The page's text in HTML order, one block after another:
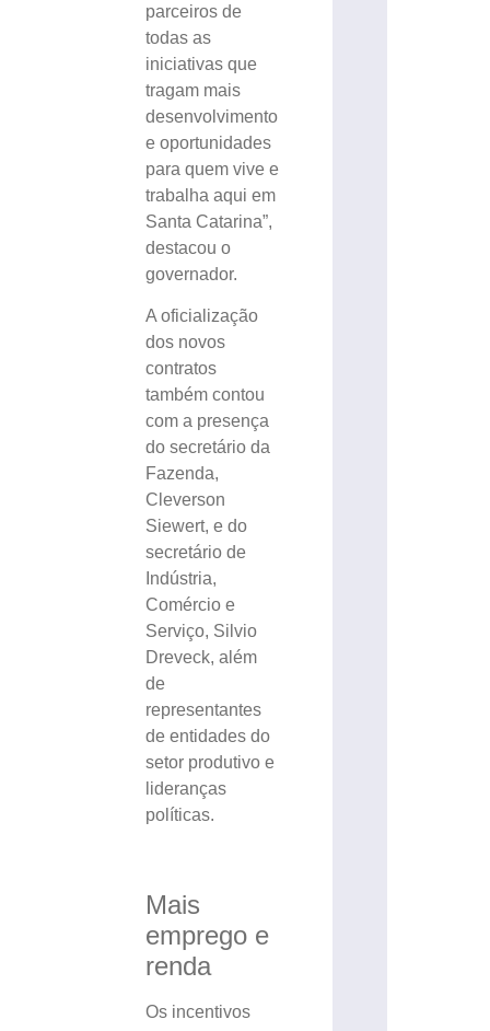
parceiros de
todas as
iniciativas que
tragam mais
desenvolvimento
e oportunidades
para quem vive e
trabalha aqui em
Santa Catarina”,
destacou o
governador.
A oficialização
dos novos
contratos
também contou
com a presença
do secretário da
Fazenda,
Cleverson
Siewert, e do
secretário de
Indústria,
Comércio e
Serviço, Silvio
Dreveck, além
de
representantes
de entidades do
setor produtivo e
lideranças
políticas.
Mais
emprego e
renda
Os incentivos